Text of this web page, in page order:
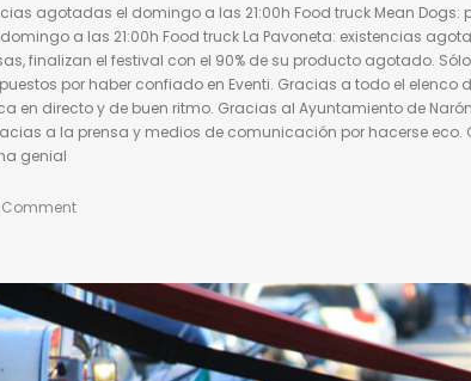
agotadas el domingo a las 21:00h Food truck Mean
a las 21:00h Food truck La Pavoneta: existencias
finalizan el festival con el 90% de su producto agotado.
por haber confiado en Eventi. Gracias a todo el
en directo y de buen ritmo. Gracias al Ayuntamiento de
a la prensa y medios de comunicación por hacerse
genial
Comment